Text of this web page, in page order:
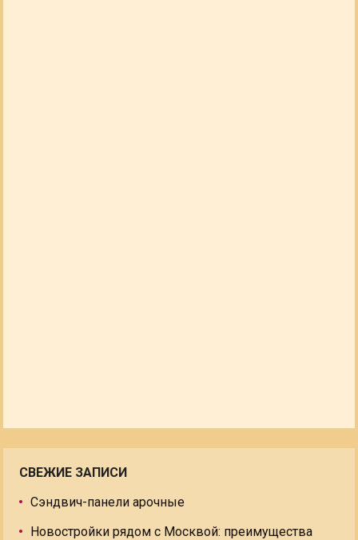
СВЕЖИЕ ЗАПИСИ
Сэндвич-панели арочные
Новостройки рядом с Москвой: преимущества